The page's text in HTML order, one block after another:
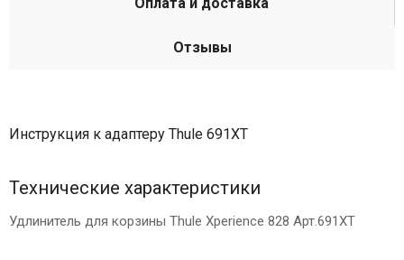
Отзывы
Инструкция к адаптеру Thule 691XT
Технические характеристики
Удлинитель для корзины Thule Xperience 828 Арт.691XT